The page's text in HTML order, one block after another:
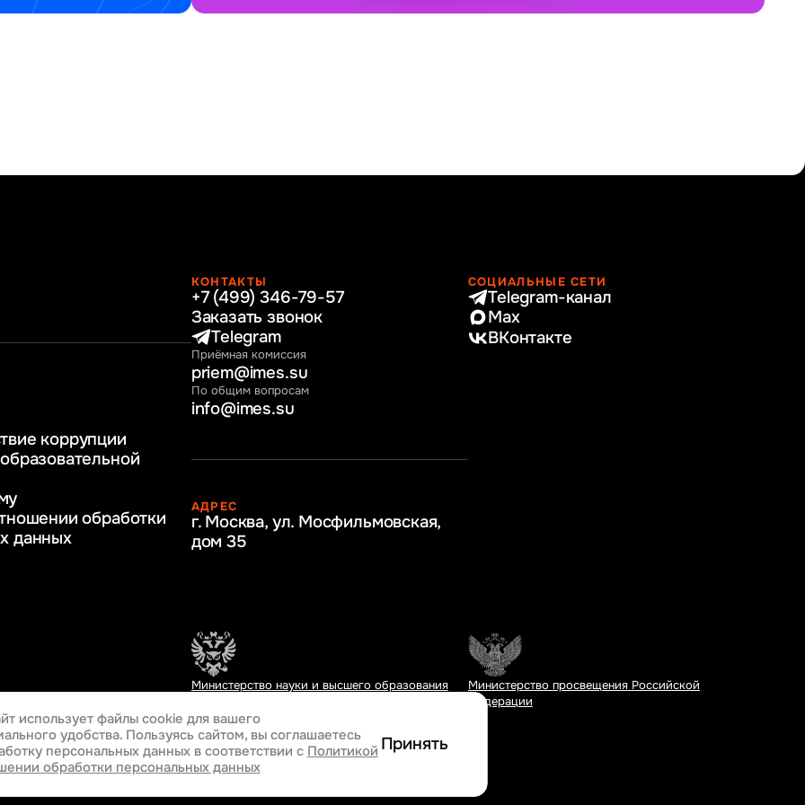
коррупции
обработки
данных
КОНТАКТЫ
+7 (499) 346-79-57
Заказать звонок
Telegram
Приёмная комиссия
priem@imes.su
По общим вопросам
info@imes.su
АДРЕС
г. Москва, ул. Мосфильмовская,
дом 35
СОЦИАЛЬНЫЕ СЕТИ
Telegram-канал
Max
ВКонтакте
Министерство науки и высшего образования
Министерство просвещения Российской
Федерации
Разработка сайта
использует файлы cookie для вашего
удобства. Пользуясь сайтом, вы соглашаетесь
персональных данныхв соответствии с Политикой
обработки персональных данных
Принять